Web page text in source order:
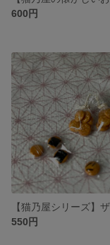
600円
550円